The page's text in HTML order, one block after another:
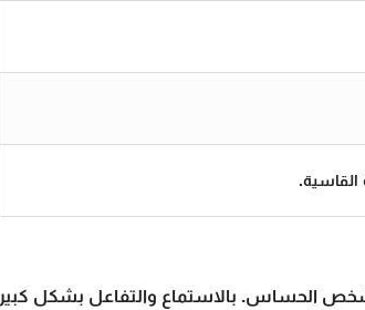
الحساس. بالاستماع والتفاعل بشكل كبير